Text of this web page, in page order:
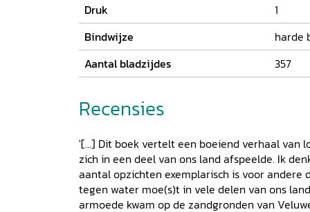
Druk
1
Bindwijze
harde
Aantal bladzijdes
357
Recensies
'[...] Dit boek vertelt een boeiend verhaal van
zich in een deel van ons land afspeelde. Ik
aantal opzichten exemplarisch is voor andere
tegen water moe(s)t in vele delen van ons
armoede kwam op de zandgronden van